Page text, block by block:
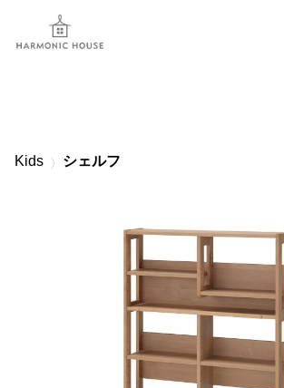
Kids シェルフ